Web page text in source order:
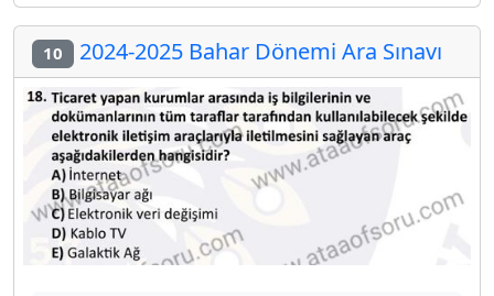
10 2024-2025 Bahar Dönemi Ara Sınavı